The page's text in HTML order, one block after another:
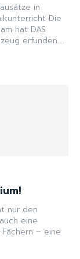
Die
hat DAS
Spielzeug erfunden....
nur den
eine
– eine